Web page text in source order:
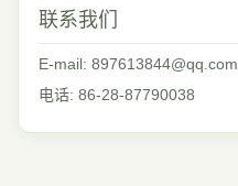
联系我们
E-mail: 897613844@qq.com
电话: 86-28-87790038